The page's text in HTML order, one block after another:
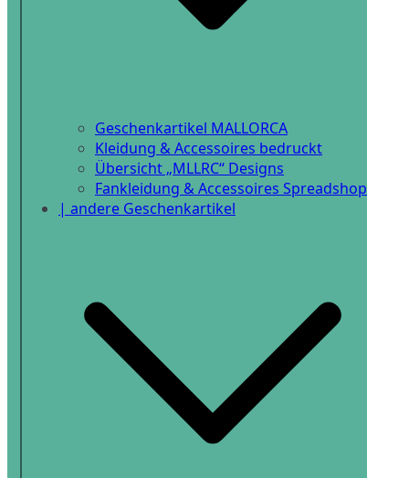
Geschenkartikel MALLORCA
Kleidung & Accessoires bedruckt
Übersicht „MLLRC“ Designs
Fankleidung & Accessoires Spreadshop
| andere Geschenkartikel